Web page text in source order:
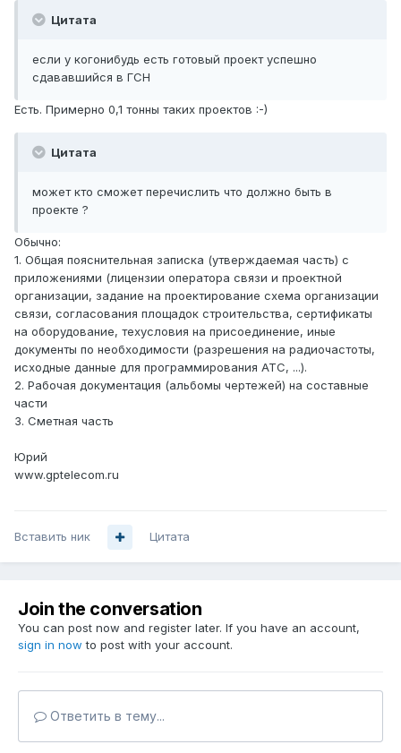
Цитата
если у когонибудь есть готовый проект успешно
сдававшийся в ГСН
Есть. Примерно 0,1 тонны таких проектов :-)
Цитата
может кто сможет перечислить что должно быть в
проекте ?
Обычно:
1. Общая пояснительная записка (утверждаемая часть) с
приложениями (лицензии оператора связи и проектной
организации, задание на проектирование схема организации
связи, согласования площадок строительства, сертификаты
на оборудование, техусловия на присоединение, иные
документы по необходимости (разрешения на радиочастоты,
исходные данные для программирования АТС, ...).
2. Рабочая документация (альбомы чертежей) на составные
части
3. Сметная часть
Юрий
www.gptelecom.ru
Вставить ник Цитата
Join the conversation
You can post now and register later. If you have an account,
sign in now to post with your account.
Ответить в тему...